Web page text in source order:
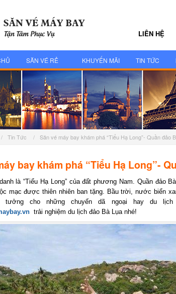
LIÊN HỆ
SĂN VÉ RẺ KHUYẾN MÃI TIN TỨC
/ Tin Tức / Săn vé máy bay khám phá “Tiểu Hạ Long”- Quần đảo
bay khám phá “Tiểu Hạ Long”-
là “Tiểu Hạ Long” của đất phương Nam. Quần đảo
mạc được thiên nhiên ban tặng. Bầu trời, nước biển
cho những chuyến dã ngoại hay du lịch
trải nghiệm du lịch đảo Bà Lụa nhé!